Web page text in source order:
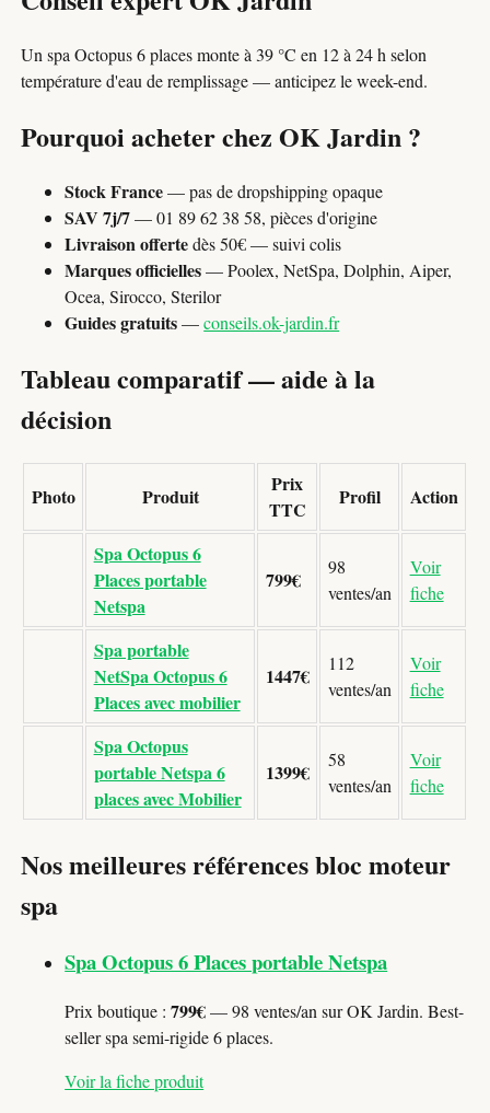
Un spa Octopus 6 places monte à 39 °C en 12 à 24 h selon
température d'eau de remplissage — anticipez le week-end.
Pourquoi acheter chez OK Jardin ?
Stock France— pas de dropshipping opaque
SAV 7j/7— 01 89 62 38 58, pièces d'origine
Livraison offertedès 50€ — suivi colis
Marques officielles— Poolex, NetSpa, Dolphin, Aiper,
Ocea, Sirocco, Sterilor
Guides gratuits—conseils.ok-jardin.fr
Tableau comparatif — aide à la
décision
Photo Produit
Prix
TTC
Profil Action
Spa Octopus 6
Places portable
Netspa
799€
98
ventes/an
Voir
fiche
Spa portable
NetSpa Octopus 6
Places avec mobilier
1447€
112
ventes/an
Voir
fiche
Spa Octopus
portable Netspa 6
places avec Mobilier
1399€
58
ventes/an
Voir
fiche
Nos meilleures références bloc moteur
spa
Spa Octopus 6 Places portable Netspa
Prix boutique :799€— 98 ventes/an sur OK Jardin. Best-
seller spa semi-rigide 6 places.
Voir la fiche produit